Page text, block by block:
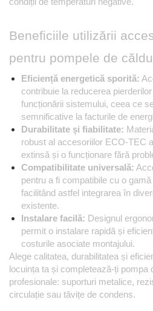
Beneficiile utilizării
pentru pompele de
Eficiență energetică sporită:
contribuie la reducerea
funcționării sistemului, ceea ce
semnificative la facturile de
Durabilitate și fiabilitate:
robust al accesoriilor ECO-TEC
extinsă și o funcționare fără
Compatibilitate universală:
pentru a fi compatibile cu o
facilitând astfel integrarea în
existente.
Instalare facilă: Designul
permit o instalare rapidă și
costurile asociate montajului.
Alege calitatea, durabilitatea și
locuința ta și completează-ți pompa
profesionale: suporturi metalice,
circulație sau tăvițe de condens.